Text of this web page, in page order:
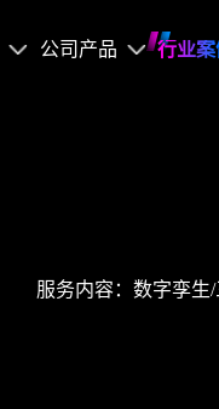
公司产品 行业案
服务内容：数字孪生